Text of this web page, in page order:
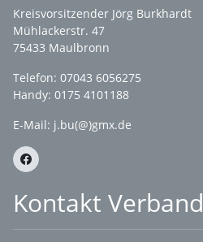
Kreisvorsitzender Jörg Burkhardt
Mühlackerstr. 47
75433 Maulbronn
Telefon: 07043 6056275
Handy: 0175 4101188
E-Mail: j.bu(@)gmx.de
Kontakt Verband